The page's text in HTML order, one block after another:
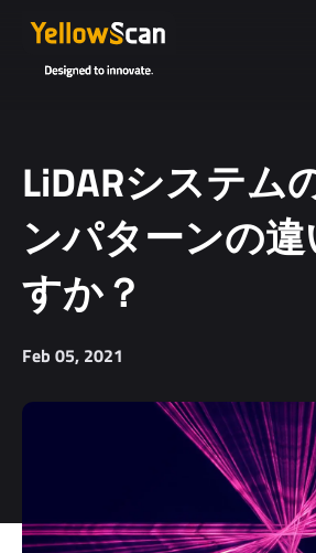
LiDARシステム
ンパターンの
すか？
Feb 05, 2021